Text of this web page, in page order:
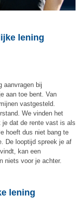
lening
aanvragen bij
aan toe bent. Van
vastgesteld.
We vinden het
je dat de rente vast is als
hoeft dus niet bang te
De looptijd spreek je af
kan een
niets voor je achter.
lening